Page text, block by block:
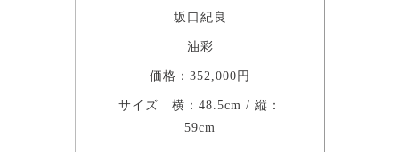
坂口紀良
油彩
価格：352,000円
サイズ 横：48.5cm / 縦：
59cm